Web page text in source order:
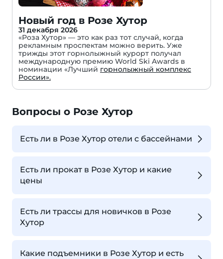
Новый год в Розе Хутор
31 декабря 2026
«Роза Хутор» — это как раз тот случай, когда
рекламным проспектам можно верить. Уже
трижды этот горнолыжный курорт получал
международную премию World Ski Awards в
номинации «Лучший горнолыжный комплекс
России».
Вопросы о Розе Хутор
Есть ли в Розе Хутор отели с бассейнами
Есть ли прокат в Розе Хутор и какие
цены
Есть ли трассы для новичков в Розе
Хутор
Какие подъемники в Розе Хутор и есть